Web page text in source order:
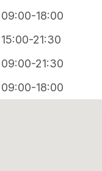
09:00-18:00
15:00-21:30
09:00-21:30
09:00-18:00